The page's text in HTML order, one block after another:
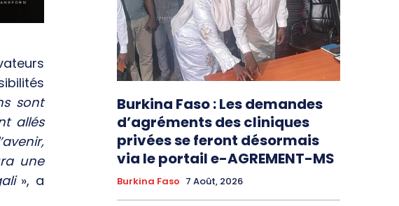
sont
allés
une
», a
Burkina Faso : Les demandes
d’agréments des cliniques
privées se feront désormais
via le portail e-AGREMENT-MS
Burkina Faso 7 Août, 2026